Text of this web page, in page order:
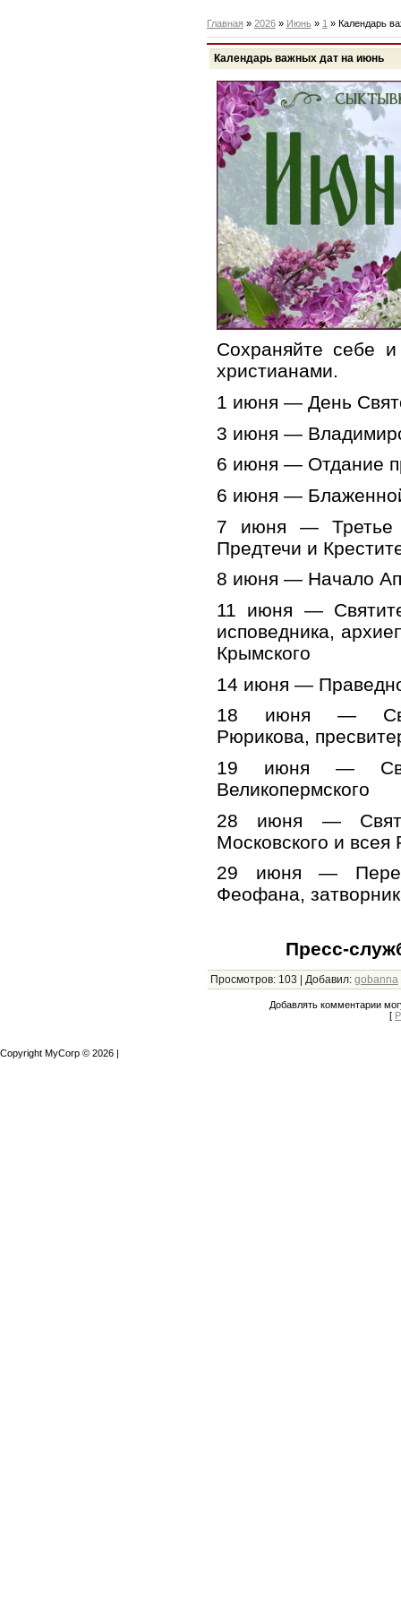
Главная » 2026 » Июнь » 1 » Календарь
Календарь важных дат на июнь
Сохраняйте себе
христианами.
1 июня — День
3 июня —
6 июня — Отдание
6 июня —
7 июня — Третье
Предтечи и
8 июня — Начало
11 июня —
исповедника,
Крымского
14 июня —
18 июня —
Рюрикова,
19 июня —
Великопермского
28 июня —
Московского и всея
29 июня —
Феофана,
Пресс-
Просмотров: 103 | Добавил: gobanna
Добавлять комментарии
[
Copyright MyCorp © 2026 |